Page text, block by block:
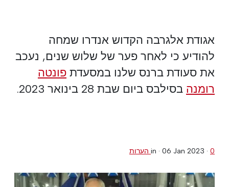
אגודת אלגרבה הקדוש אנדרו שמחה
להודיע כי לאחר פער של שלוש שנים, נעכב
את סעודת ברנס שלנו במסעדת פונטה
רומנה בסילבס ביום שבת 28 בינואר 2023.
in · 06 Jan 2023 · 0 הערות